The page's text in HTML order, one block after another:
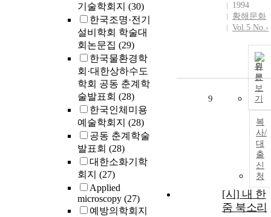
기술학회지 (30)
한국조명·전기
설비학회 학술대
회논문집 (29)
한국물환경학
회·대한상하수도
학회 공동 춘계학
술발표회 (28)
한국인체미용
예술학회지 (28)
공동 춘계학술
발표회 (28)
대한소화기학
회지 (27)
Applied
microscopy (27)
예방의학회지
1994
황해문화
Vol.5 No.-
원
문
보
기
복
사/
대
출
신
청
9
[시] 내 한
줌 북소리